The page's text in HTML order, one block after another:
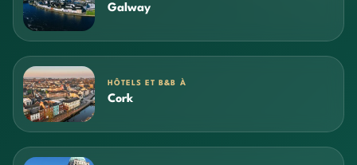
Galway
HÔTELS ET B&B À
Cork